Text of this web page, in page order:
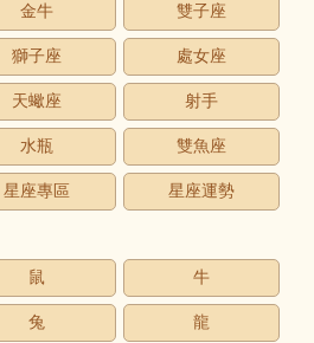
金牛 雙子座
獅子座 處女座
天蠍座 射手
水瓶 雙魚座
星座專區 星座運勢
鼠 牛
兔 龍